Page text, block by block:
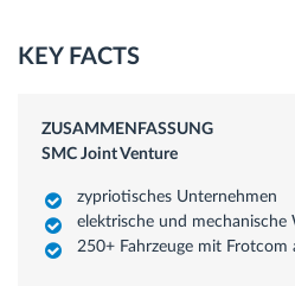
KEY FACTS
ZUSAMMENFASSUNG
SMC Joint Venture
zypriotisches Unternehmen
elektrische und mechanische
250+ Fahrzeuge mit Frotcom